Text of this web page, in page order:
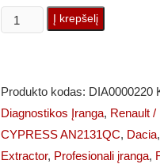
produkto
kiekis:
(1:1
Į krepšelį
Produkto kodas: DIA0000220
Diagnostikos Įranga, Renault /
CYPRESS AN2131QC, Dacia,
Extractor, Profesionali įranga,